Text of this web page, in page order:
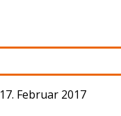
17. Februar 2017